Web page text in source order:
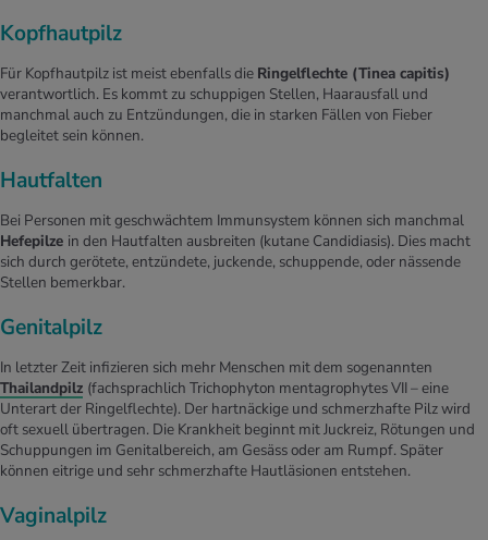
Kopfhautpilz
Für Kopfhautpilz ist meist ebenfalls die Ringelflechte (Tinea capitis)
verantwortlich. Es kommt zu schuppigen Stellen, Haarausfall und
manchmal auch zu Entzündungen, die in starken Fällen von Fieber
begleitet sein können.
Hautfalten
Bei Personen mit geschwächtem Immunsystem können sich manchmal
Hefepilze in den Hautfalten ausbreiten (kutane Candidiasis). Dies macht
sich durch gerötete, entzündete, juckende, schuppende, oder nässende
Stellen bemerkbar.
Genitalpilz
In letzter Zeit infizieren sich mehr Menschen mit dem sogenannten
Thailandpilz (fachsprachlich Trichophyton mentagrophytes VII – eine
Unterart der Ringelflechte). Der hartnäckige und schmerzhafte Pilz wird
oft sexuell übertragen. Die Krankheit beginnt mit Juckreiz, Rötungen und
Schuppungen im Genitalbereich, am Gesäss oder am Rumpf. Später
können eitrige und sehr schmerzhafte Hautläsionen entstehen.
Vaginalpilz